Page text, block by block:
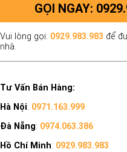
GỌI NGAY:
Vui lòng gọi: 0929.983.983 để
nhà.
Tư Vấn Bán Hàng:
Hà Nội: 0971.163.999
Đà Nẵng: 0974.063.386
Hồ Chí Minh: 0929.983.983